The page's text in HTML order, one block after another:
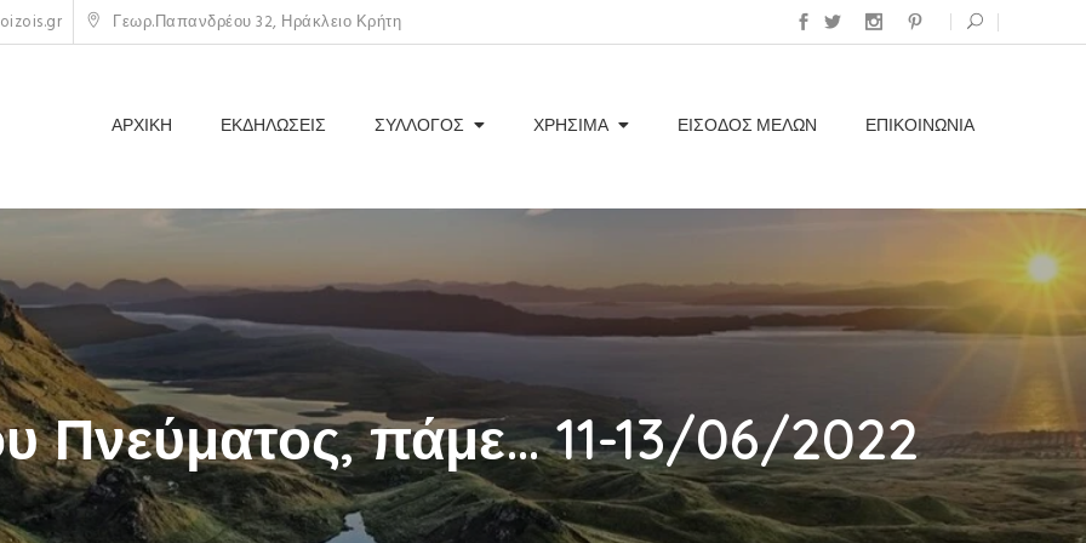
Γεωρ.Παπανδρέου 32, Ηράκλειο Κρήτη
ΑΡΧΙΚΗ ΕΚΔΗΛΩΣΕΙΣ ΣΥΛΛΟΓΟΣ ΧΡΗΣΙΜΑ ΕΊΣΟΔΟΣ ΜΕΛΏΝ ΕΠΙΚΟΙΝΩΝΊΑ
Πνεύματος, πάμε… 11-13/06/2022